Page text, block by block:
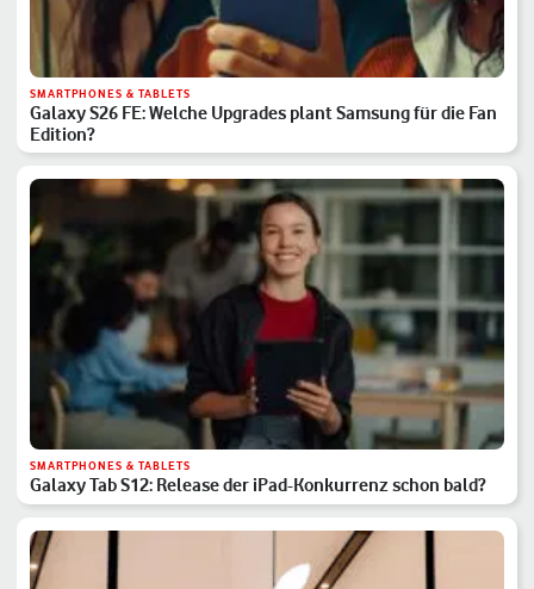
SMARTPHONES & TABLETS
Galaxy S26 FE: Welche Upgrades plant Samsung für die Fan
Edition?
SMARTPHONES & TABLETS
Galaxy Tab S12: Release der iPad-Konkurrenz schon bald?